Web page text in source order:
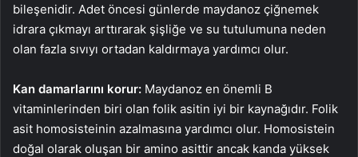
bileşenidir. Adet öncesi günlerde maydanoz çiğnemek
idrara çıkmayı arttırarak şişliğe ve su tutulumuna neden
olan fazla sıvıyı ortadan kaldırmaya yardımcı olur.
Kan damarlarını korur: Maydanoz en önemli B
vitaminlerinden biri olan folik asitin iyi bir kaynağıdır. Folik
asit homosisteinin azalmasına yardımcı olur. Homosistein
doğal olarak oluşan bir amino asittir ancak kanda yüksek